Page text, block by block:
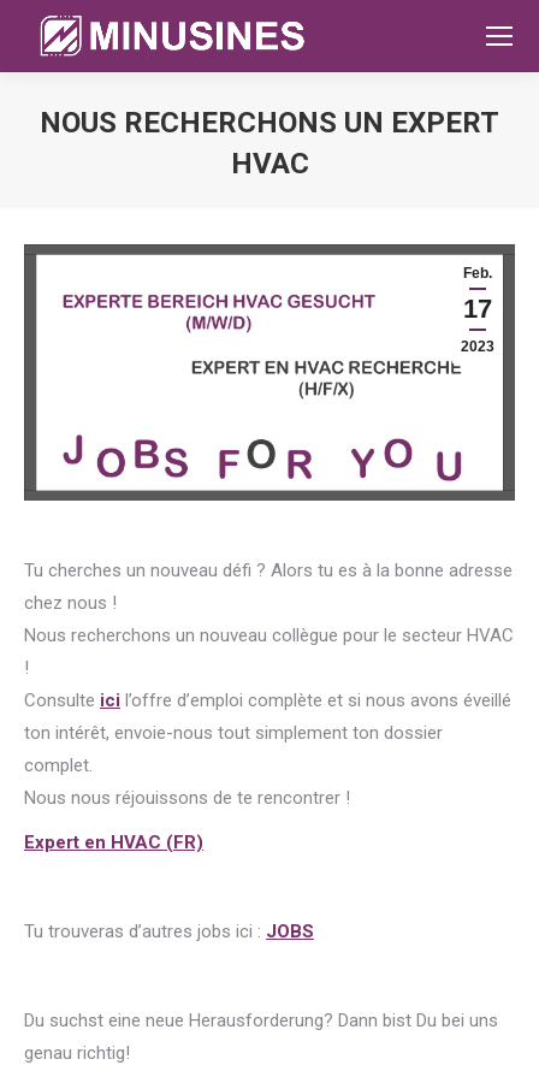
NOUS RECHERCHONS UN EXPERT
HVAC
Feb.
17
2023
Tu cherches un nouveau défi ? Alors tu es à la bonne adresse
chez nous !
Nous recherchons un nouveau collègue pour le secteur HVAC
!
Consulte ici l’offre d’emploi complète et si nous avons éveillé
ton intérêt, envoie-nous tout simplement ton dossier
complet.
Nous nous réjouissons de te rencontrer !
Expert en HVAC (FR)
Tu trouveras d’autres jobs ici : JOBS
Du suchst eine neue Herausforderung? Dann bist Du bei uns
genau richtig!